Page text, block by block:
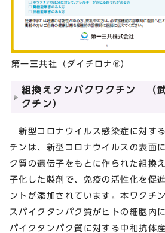
第一三共社（ダイチロナ®）
組換えタンパクワクチン （
クチン）
新型コロナウイルス感染症に対す
チンは、新型コロナウイルスの表面
ク質の遺伝子をもとに作られた組換
子化した製剤で、免疫の活性化を促
ントが添加されています。本ワクチ
スパイクタンパク質がヒトの細胞内
パイクタンパク質に対する中和抗体